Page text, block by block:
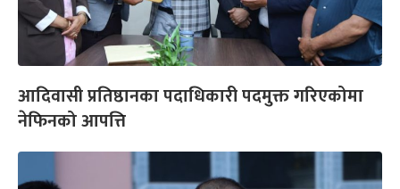
आदिवासी प्रतिष्ठानका पदाधिकारी पदमुक्त गरिएकोमा
नेफिनको आपत्ति